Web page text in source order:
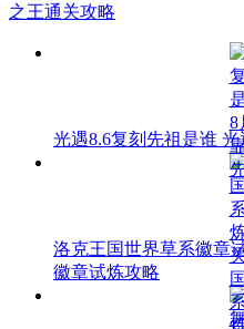
之王通关攻略
光遇8.6复刻先祖是谁
洛克王国世界草系徽章
徽章试炼攻略